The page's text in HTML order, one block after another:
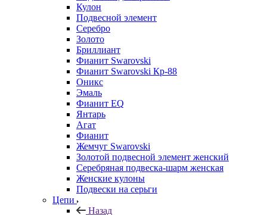
Кулон
Подвесной элемент
Серебро
Золото
Бриллиант
Фианит Swarovski
Фианит Swarovski Кр-88
Оникс
Эмаль
Фианит EQ
Янтарь
Агат
Фианит
Жемчуг Swarovski
Золотой подвесной элемент женcкий
Серебряная подвеска-шарм женская
Женские кулоны
Подвески на серьги
Цепи
Назад